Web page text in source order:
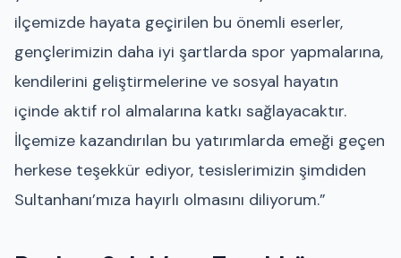
ilçemizde hayata geçirilen bu önemli eserler,
gençlerimizin daha iyi şartlarda spor yapmalarına,
kendilerini geliştirmelerine ve sosyal hayatın
içinde aktif rol almalarına katkı sağlayacaktır.
İlçemize kazandırılan bu yatırımlarda emeği geçen
herkese teşekkür ediyor, tesislerimizin şimdiden
Sultanhanı’mıza hayırlı olmasını diliyorum.”